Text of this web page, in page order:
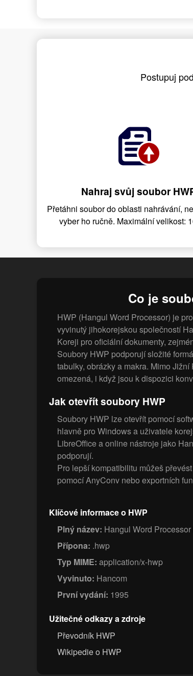
Postupuj
Nahraj svůj soubor
Přetáhni soubor do oblasti nahrávání,
vyber ho ručně. Maximální velikost:
Co je
HWP (Hangul Word Processor) je
vyvinutý jihokorejskou společností
Koreji pro oficiální dokumenty,
Soubory HWP podporují složité
tabulky, obrázky a makra. Mimo
omezená, i když jsou k dispozici
Jak otevřít soubory HWP
Soubory HWP lze otevřít pomocí
hlavně pro Windows a uživatele
LibreOffice a online nástroje jako
podporují.
Pro lepší kompatibilitu můžeš
pomocí AnyConv nebo exportních
Klíčové informace o HWP
Plný název: Hangul Word
Přípona: .hwp
Typ MIME: application/x-hwp
Vyvinuto: Hancom
První vydání: 1995
Užitečné odkazy a zdroje
Převodník HWP
Wikipedie o HWP